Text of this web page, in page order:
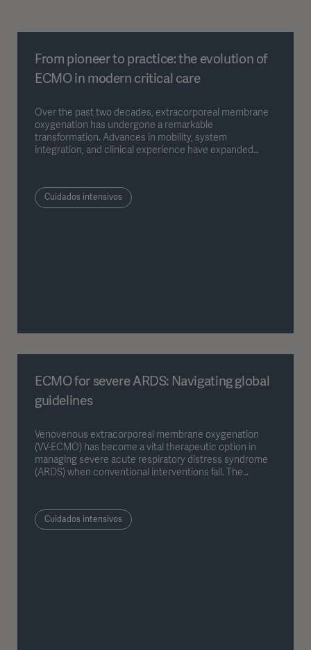
From pioneer to practice: the evolution of
ECMO in modern critical care
Over the past two decades, extracorporeal membrane
oxygenation has undergone a remarkable
transformation. Advances in mobility, system
integration, and clinical experience have expanded
widely applicable form of life-sustaining support in
modern critical care.
Cuidados intensivos
ECMO for severe ARDS: Navigating global
guidelines
Venovenous extracorporeal membrane oxygenation
(VV-ECMO) has become a vital therapeutic option in
managing severe acute respiratory distress syndrome
(ARDS) when conventional interventions fail. The
2023 released updated guidelines addressing the role of
VV-ECMO. This article provides an overview of both
Cuidados intensivos